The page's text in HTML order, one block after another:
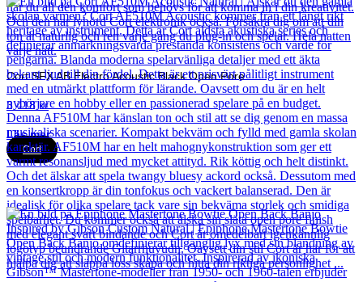
Cort SFX AB Electro Acoustic Black Open Pore
3 418kr
Läs mer
Cort